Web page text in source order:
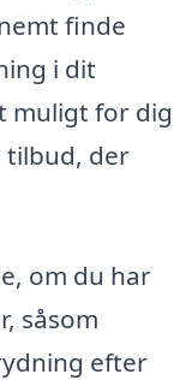
finde
i dit
muligt for dig
tilbud, der
om du har
såsom
efter